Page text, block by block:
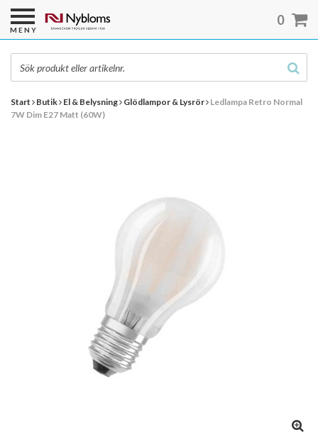
Start Butik El & Belysning Glödlampor & Lysrör Ledlampa Retro Normal
7W Dim E27 Matt (60W)
MENY
0